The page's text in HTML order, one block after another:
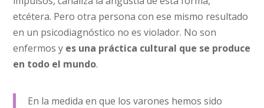
etcétera. Pero otra persona con ese mismo resultado
en un psicodiagnóstico no es violador. No son
enfermos y es una práctica cultural que se produce
en todo el mundo.
En la medida en que los varones hemos sido